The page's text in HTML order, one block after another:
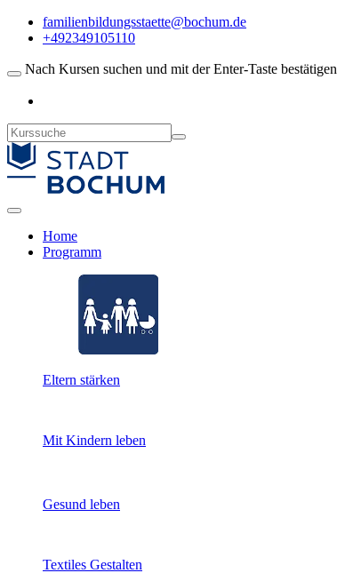
familienbildungsstaette@bochum.de
+492349105110
Nach Kursen suchen und mit der Enter-Taste bestätigen
Home
Programm
Eltern stärken
Mit Kindern leben
Gesund leben
Textiles Gestalten